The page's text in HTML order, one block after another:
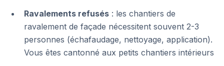
Ravalements refusés : les chantiers de
ravalement de façade nécessitent souvent 2-3
personnes (échafaudage, nettoyage, application).
Vous êtes cantonné aux petits chantiers intérieurs